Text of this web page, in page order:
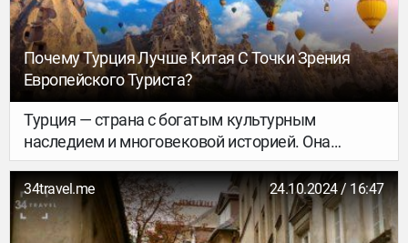
Почему Турция Лучше Китая С Точки Зрения
Европейского Туриста?
Турция — страна с богатым культурным
наследием и многовековой историей. Она
расположена на перекрестке Европы и Азии, что
создало уникальную культурную атмосферу,
сочетающую в себе элементы Востока и Запада.
Турция является домом для множества историч
34travel.me 24.10.2024 / 16:47